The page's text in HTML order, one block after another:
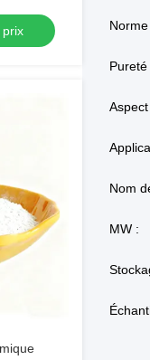
pour la
prix
Pureté
Aspect
Nom
MW :